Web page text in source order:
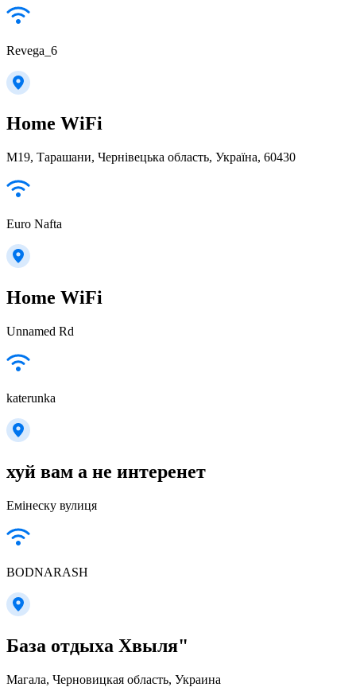
Revega_6
Home WiFi
М19, Тарашани, Чернівецька область, Україна, 60430
Euro Nafta
Home WiFi
Unnamed Rd
katerunka
хуй вам а не интеренет
Емінеску вулиця
BODNARASH
База отдыха Хвыля"
Магала, Черновицкая область, Украина